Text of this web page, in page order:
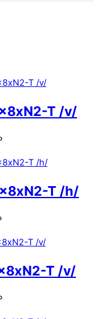
T /v/
T /h/
T /v/